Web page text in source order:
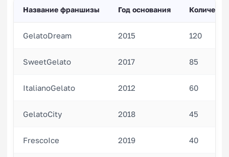
Название франшизы Год основания
GelatoDream 2015 120
SweetGelato 2017 85
ItalianoGelato 2012 60
GelatoCity 2018 45
FrescoIce 2019 40